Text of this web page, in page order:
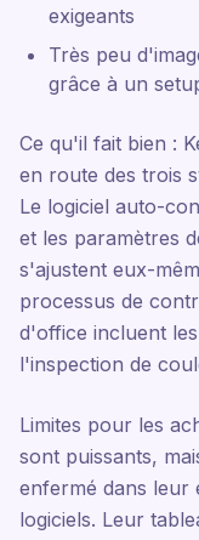
exigeants
Très peu
grâce à un
Ce qu'il fait bien :
en route des trois
Le logiciel auto-
et les paramètres
s'ajustent eux-
processus de
d'office incluent
l'inspection de
Limites pour les
sont puissants,
enfermé dans leur
logiciels. Leur